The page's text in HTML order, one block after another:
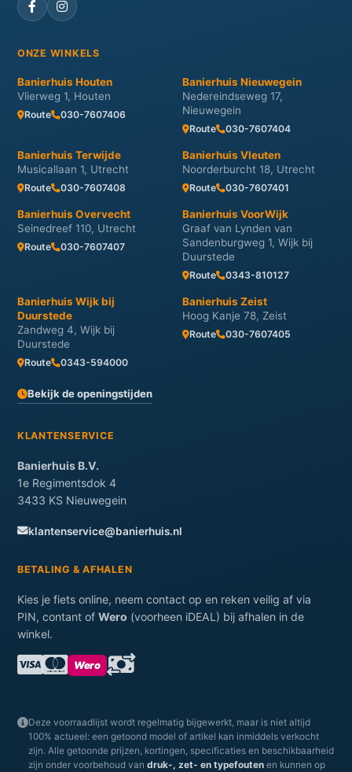
ONZE WINKELS
Banierhuis Houten
Vlierweg 1, Houten
Route 030-7607406
Banierhuis Nieuwegein
Nedereindseweg 17,
Nieuwegein
Route 030-7607404
Banierhuis Terwijde
Musicallaan 1, Utrecht
Route 030-7607408
Banierhuis Vleuten
Noorderburcht 18, Utrecht
Route 030-7607401
Banierhuis Overvecht
Seinedreef 110, Utrecht
Route 030-7607407
Banierhuis VoorWijk
Graaf van Lynden van
Sandenburgweg 1, Wijk bij
Duurstede
Route 0343-810127
Banierhuis Wijk bij
Duurstede
Zandweg 4, Wijk bij
Duurstede
Route 0343-594000
Banierhuis Zeist
Hoog Kanje 78, Zeist
Route 030-7607405
Bekijk de openingstijden
KLANTENSERVICE
Banierhuis B.V.
1e Regimentsdok 4
3433 KS Nieuwegein
klantenservice@banierhuis.nl
BETALING & AFHALEN
Kies je fiets online, neem contact op en reken veilig af via
PIN, contant of Wero (voorheen iDEAL) bij afhalen in de
winkel.
Wero
Deze voorraadlijst wordt regelmatig bijgewerkt, maar is niet altijd
100% actueel: een getoond model of artikel kan inmiddels verkocht
zijn. Alle getoonde prijzen, kortingen, specificaties en beschikbaarheid
zijn onder voorbehoud van druk-, zet- en typefouten en kunnen op